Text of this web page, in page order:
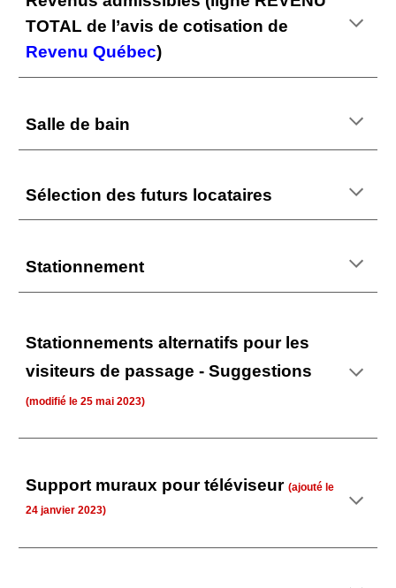
TOTAL de l’avis de cotisation de
Revenu Québec)
Salle de bain
Sélection des futurs locataires
Stationnement
Stationnements alternatifs pour les
visiteurs de passage - Suggestions
(modifié le25 mai 2023)
Support muraux pour téléviseur (ajouté le
24 janvier 2023)